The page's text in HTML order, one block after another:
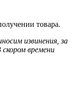
товара.
извинения, за
времени